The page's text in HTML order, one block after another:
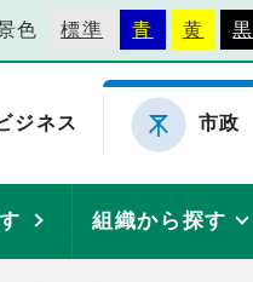
色 標準 青 黄 黒
ジネス 市政
組織から探す